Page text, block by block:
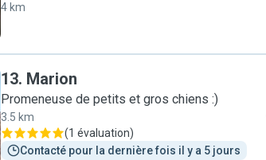
4 km
13. Marion
Promeneuse de petits et gros chiens :)
3.5 km
(1 évaluation)
Contacté pour la dernière fois il y a 5 jours